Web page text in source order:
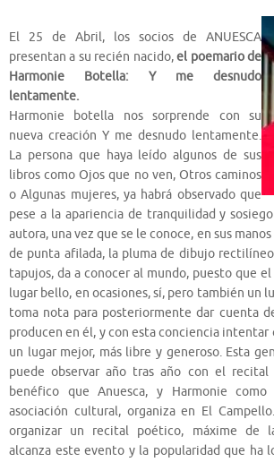
El 25 de Abril, los socios de ANUESCA
presentan a su recién nacido,el poemario de
Harmonie Botella: Y me desnudo
lentamente.
Harmonie botella nos sorprende con su
nueva creación Y me desnudo lentamente.
La persona que haya leído algunos de sus
libros como Ojos que no ven, Otros caminos
o Algunas mujeres, ya habrá observado que
pese a la apariencia de tranquilidad y
autora, una vez que se le conoce, en sus
de punta afilada, la pluma de dibujo
tapujos, da a conocer al mundo, puesto que
lugar bello, en ocasiones, sí, pero también un
toma nota para posteriormente dar cuenta
producen en él, y con esta conciencia
un lugar mejor, más libre y generoso. Esta
puede observar año tras año con el
benéfico que Anuesca, y Harmonie
asociación cultural, organiza en El
organizar un recital poético, máxime de
alcanza este evento y la popularidad que ha